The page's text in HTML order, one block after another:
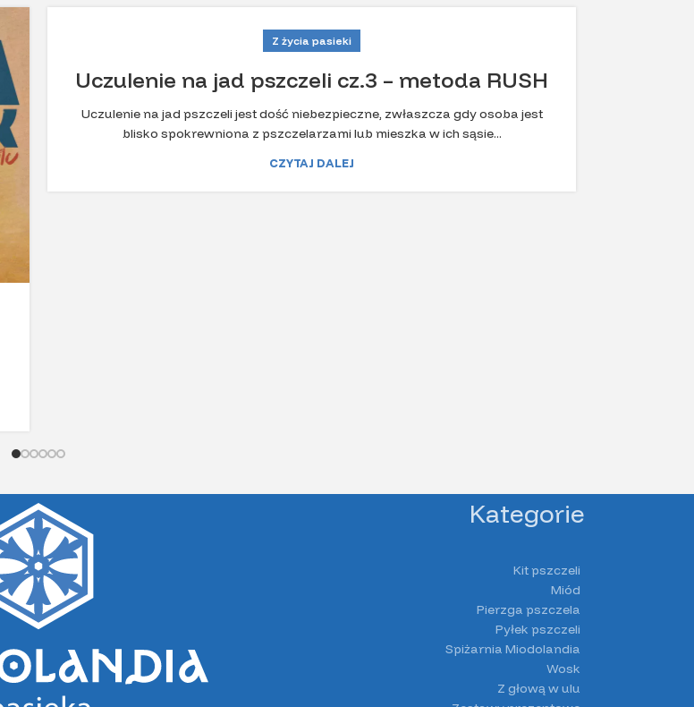
Z życia pasieki
Uczulenie na jad pszczeli cz.3 – metoda RUSH
Uczulenie na jad pszczeli jest dość niebezpieczne, zwłaszcza gdy osoba jest
blisko spokrewniona z pszczelarzami lub mieszka w ich sąsie...
CZYTAJ DALEJ
Kategorie
Kit pszczeli
Miód
Pierzga pszczela
Pyłek pszczeli
Spiżarnia Miodolandia
Wosk
Z głową w ulu